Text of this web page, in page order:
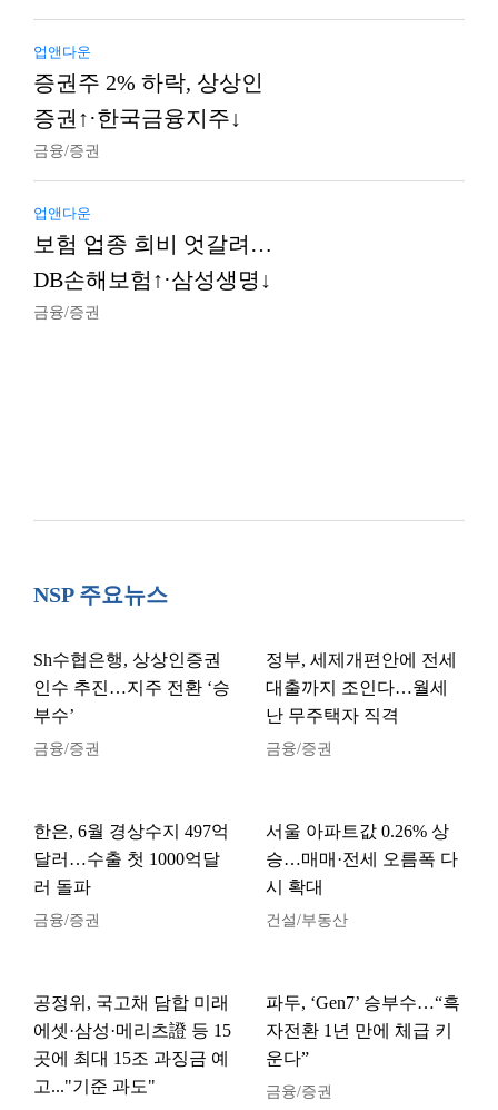
업앤다운
증권주 2% 하락, 상상인
증권↑·한국금융지주↓
금융/증권
업앤다운
보험 업종 희비 엇갈려…
DB손해보험↑·삼성생명↓
금융/증권
NSP 주요뉴스
Sh수협은행, 상상인증권
인수 추진…지주 전환 ‘승
부수’
금융/증권
정부, 세제개편안에 전세
대출까지 조인다…월세
난 무주택자 직격
금융/증권
한은, 6월 경상수지 497억
달러…수출 첫 1000억달
러 돌파
금융/증권
서울 아파트값 0.26% 상
승…매매·전세 오름폭 다
시 확대
건설/부동산
공정위, 국고채 담합 미래
에셋·삼성·메리츠證 등 15
곳에 최대 15조 과징금 예
고..."기준 과도"
파두, ‘Gen7’ 승부수…“흑
자전환 1년 만에 체급 키
운다”
금융/증권